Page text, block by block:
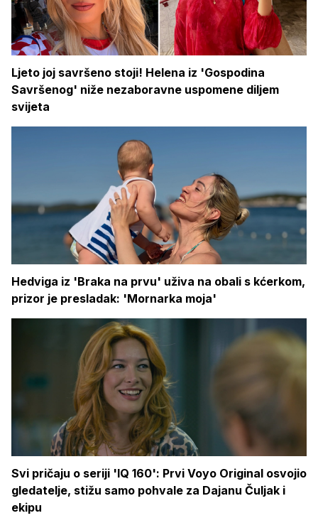
Ljeto joj savršeno stoji! Helena iz 'Gospodina
Savršenog' niže nezaboravne uspomene diljem
svijeta
Hedviga iz 'Braka na prvu' uživa na obali s kćerkom,
prizor je presladak: 'Mornarka moja'
Svi pričaju o seriji 'IQ 160': Prvi Voyo Original osvojio
gledatelje, stižu samo pohvale za Dajanu Čuljak i
ekipu